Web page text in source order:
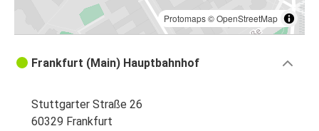
Protomaps©OpenStreetMap
Frankfurt (Main) Hauptbahnhof
Stuttgarter Straße 26
60329 Frankfurt